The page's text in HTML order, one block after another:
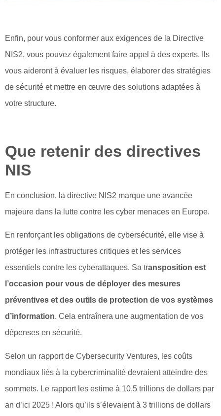
Enfin, pour vous conformer aux exigences de la Directive
NIS2, vous pouvez également faire appel à des experts. Ils
vous aideront à évaluer les risques, élaborer des stratégies
de sécurité et mettre en œuvre des solutions adaptées à
votre structure.
Que retenir des directives
NIS
En conclusion, la directive NIS2 marque une avancée
majeure dans la lutte contre les cyber menaces en Europe.
En renforçant les obligations de cybersécurité, elle vise à
protéger les infrastructures critiques et les services
essentiels contre les cyberattaques. Sa transposition est
l’occasion pour vous de déployer des mesures
préventives et des outils de protection de vos systèmes
d’information. Cela entraînera une augmentation de vos
dépenses en sécurité.
Selon un rapport de Cybersecurity Ventures, les coûts
mondiaux liés à la cybercriminalité devraient atteindre des
sommets. Le rapport les estime à 10,5 trillions de dollars par
an d’ici 2025 ! Alors qu’ils s’élevaient à 3 trillions de dollars